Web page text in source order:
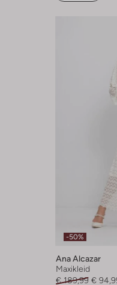
-50%
Ana Alcazar
Maxikleid
€ 189,99 €